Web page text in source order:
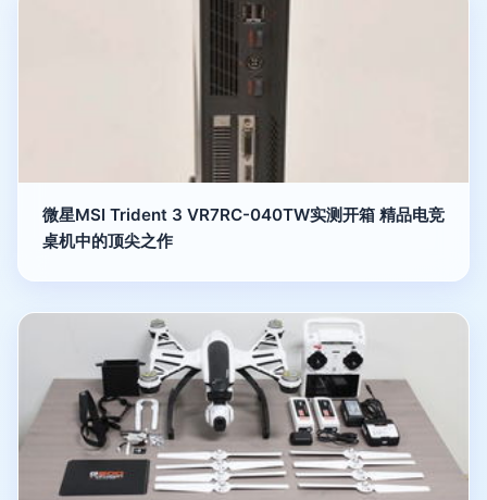
微星MSI Trident 3 VR7RC-040TW实测开箱 精品电竞
桌机中的顶尖之作